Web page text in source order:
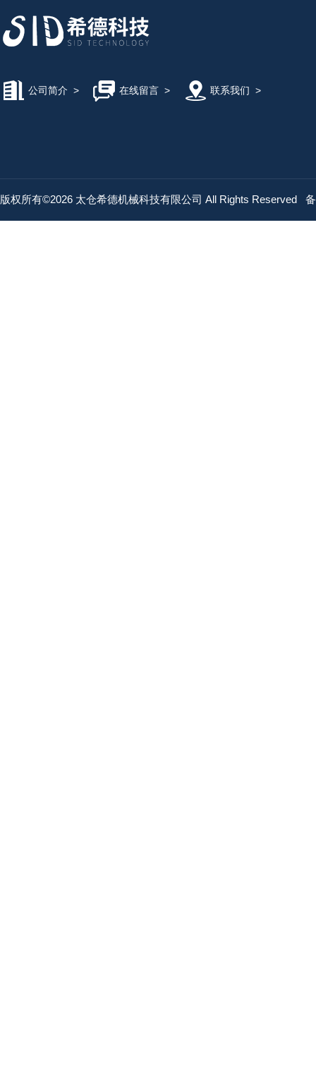
公司简介 > 在线留言> 联系我们 >
版权所有©2026 太仓希德机械科技有限公司 All Rights Reserved